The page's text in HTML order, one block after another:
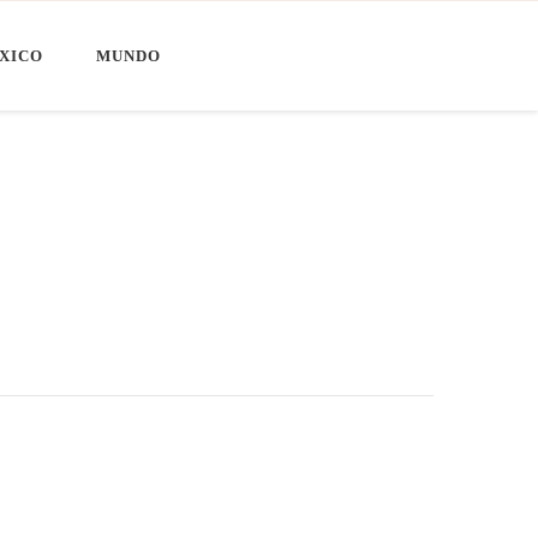
MUNDO